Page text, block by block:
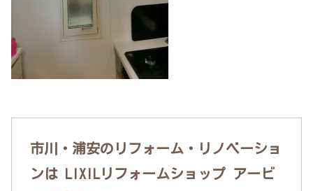
市川・浦安のリフォーム・リノベーショ
ンは LIXILリフォームショップ アービ